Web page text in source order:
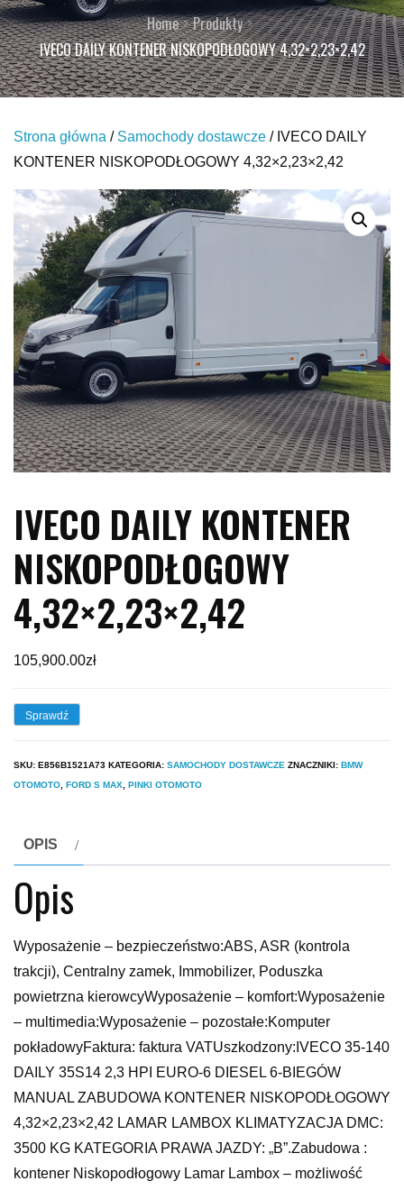
Home
Produkty
IVECO DAILY KONTENER NISKOPODŁOGOWY 4,32×2,23×2,42
Strona główna / Samochody dostawcze / IVECO DAILY
KONTENER NISKOPODŁOGOWY 4,32×2,23×2,42
IVECO DAILY KONTENER
NISKOPODŁOGOWY
4,32×2,23×2,42
105,900.00zł
Sprawdź
SKU: E856B1521A73 KATEGORIA: SAMOCHODY DOSTAWCZE ZNACZNIKI: BMW
OTOMOTO, FORD S MAX, PINKI OTOMOTO
OPIS
Opis
Wyposażenie – bezpieczeństwo:ABS, ASR (kontrola
trakcji), Centralny zamek, Immobilizer, Poduszka
powietrzna kierowcyWyposażenie – komfort:Wyposażenie
– multimedia:Wyposażenie – pozostałe:Komputer
pokładowyFaktura: faktura VATUszkodzony:IVECO 35-140
DAILY 35S14 2,3 HPI EURO-6 DIESEL 6-BIEGÓW
MANUAL ZABUDOWA KONTENER NISKOPODŁOGOWY
4,32×2,23×2,42 LAMAR LAMBOX KLIMATYZACJA DMC:
3500 KG KATEGORIA PRAWA JAZDY: „B”.Zabudowa :
kontener Niskopodłogowy Lamar Lambox – możliwość